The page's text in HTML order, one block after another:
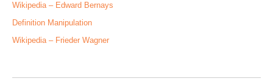
Wikipedia – Edward Bernays
Definition Manipulation
Wikipedia – Frieder Wagner